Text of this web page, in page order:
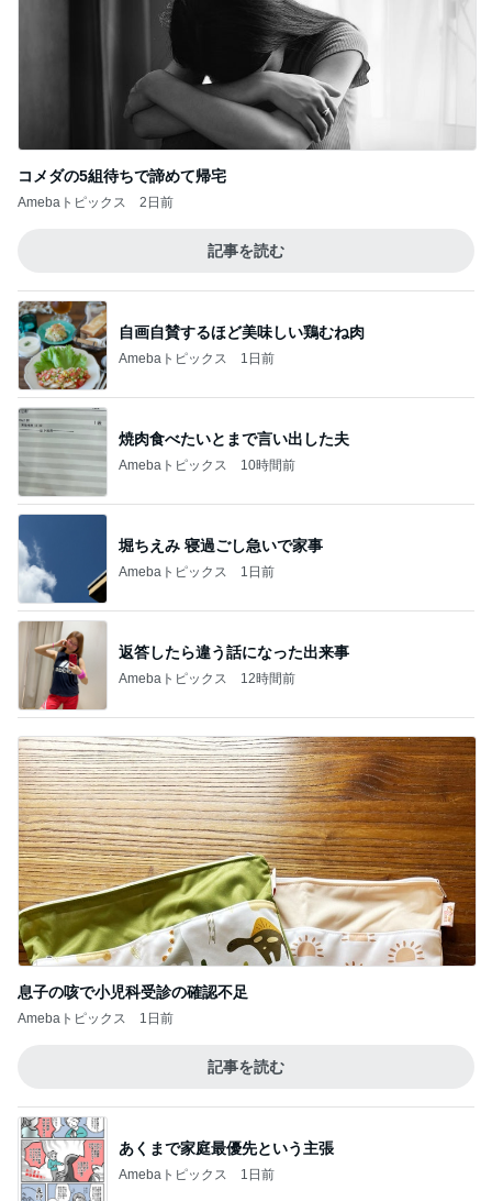
コメダの5組待ちで諦めて帰宅
Amebaトピックス 2日前
記事を読む
自画自賛するほど美味しい鶏むね肉
Amebaトピックス 1日前
焼肉食べたいとまで言い出した夫
Amebaトピックス 10時間前
堀ちえみ 寝過ごし急いで家事
Amebaトピックス 1日前
返答したら違う話になった出来事
Amebaトピックス 12時間前
息子の咳で小児科受診の確認不足
Amebaトピックス 1日前
記事を読む
あくまで家庭最優先という主張
Amebaトピックス 1日前